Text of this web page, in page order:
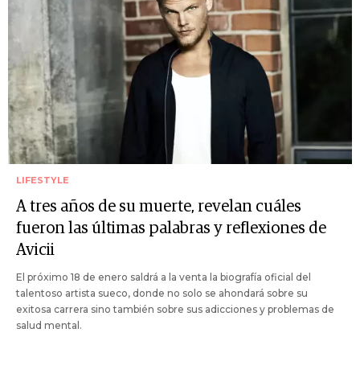
LIFESTYLE
A tres años de su muerte, revelan cuáles
fueron las últimas palabras y reflexiones de
Avicii
El próximo 18 de enero saldrá a la venta la biografía oficial del
talentoso artista sueco, donde no solo se ahondará sobre su
exitosa carrera sino también sobre sus adicciones y problemas de
salud mental.